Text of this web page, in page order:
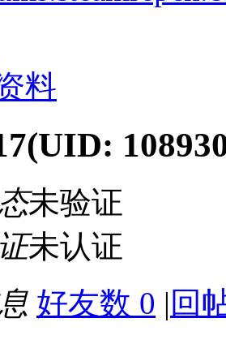
料
(UID:
未验证
未认证
好友数 0 | 回